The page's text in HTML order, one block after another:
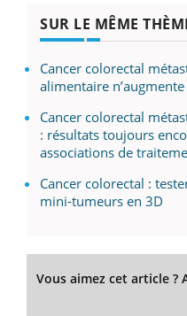
SUR LE MÊME
Cancer colorectal
alimentaire
Cancer colorectal
: résultats toujours
associations de
Cancer colorectal :
mini-tumeurs en 3D
Vous aimez cet article ?